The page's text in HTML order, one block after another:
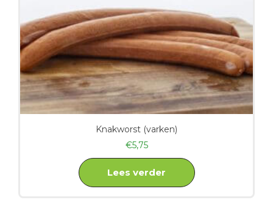
Knakworst (varken)
€5,75
Lees verder